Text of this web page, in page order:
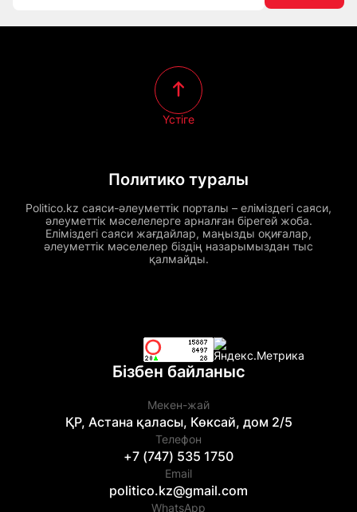
Политико туралы
Politico.kz саяси-әлеуметтік порталы – еліміздегі саяси,
әлеуметтік мәселелерге арналған бірегей жоба.
Еліміздегі саяси жағдайлар, маңызды оқиғалар,
әлеуметтік мәселелер біздің назарымыздан тыс
қалмайды.
Үстіге
Бізбен байланыс
Мекен-жай
ҚР, Астана қаласы, Көксай, дом 2/5
Телефон
+7 (747) 535 1750
Email
politico.kz@gmail.com
WhatsApp